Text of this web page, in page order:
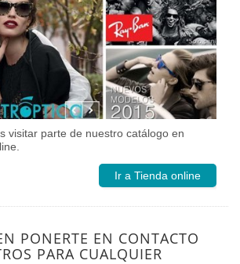
visitar parte de nuestro catálogo en
Ir a Tienda online
PONERTE EN CONTACTO
PARA CUALQUIER